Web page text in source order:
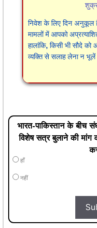
निवेश के लिए दिन अनुकूल
मामलों में आपको
हालांकि, किसी भी सौदे
व्यक्ति से सलाह लेना न
भारत-पाकिस्तान के बीच
विशेष सत्र बुलाने की मांग
हाँ
नहीं